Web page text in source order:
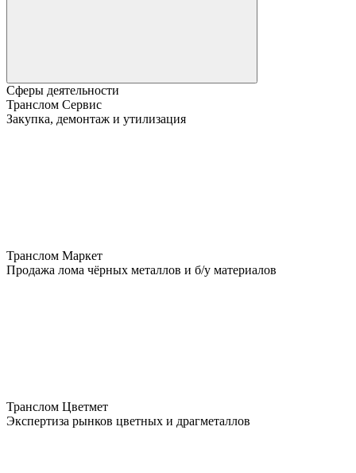
Сферы деятельности
Транслом Сервис
Закупка, демонтаж и утилизация
Транслом Маркет
Продажа лома чёрных металлов и б/у материалов
Транслом Цветмет
Экспертиза рынков цветных и драгметаллов